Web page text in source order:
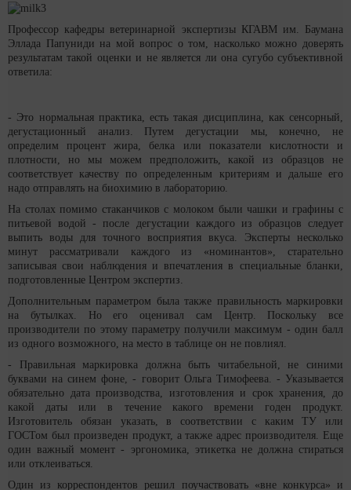
Профессор кафедры ветеринарной экспертизы КГАВМ им. Баумана
Эллада Папуниди на мой вопрос о том, насколько можно доверять
результатам такой оценки и не является ли она сугубо субъективной
ответила:
- Это нормальная практика, есть такая дисциплина, как сенсорный,
дегустационный анализ. Путем дегустации мы, конечно, не
определим процент жира, белка или показатели кислотности и
плотности, но мы можем предположить, какой из образцов не
соответствует качеству по определенным критериям и дальше его
надо отправлять на биохимию в лабораторию.
На столах помимо стаканчиков с молоком были чашки и графины с
питьевой водой - после дегустации каждого из образцов следует
выпить воды для точного восприятия вкуса. Эксперты несколько
минут рассматривали каждого из «номинантов», старательно
записывая свои наблюдения и впечатления в специальные бланки,
подготовленные Центром экспертиз.
Дополнительным параметром была также правильность маркировки
на бутылках. Но его оценивал сам Центр. Поскольку все
производители по этому параметру получили максимум - один балл
из одного возможного, на место в таблице он не повлиял.
- Правильная маркировка должна быть читабельной, не синими
буквами на синем фоне, - говорит Ольга Тимофеева. - Указывается
обязательно дата производства, изготовления и срок хранения, до
какой даты или в течение какого времени годен продукт.
Изготовитель обязан указать, в соответствии с каким ТУ или
ГОСТом был произведен продукт, а также адрес производителя. Еще
один важный момент - эргономика, этикетка не должна стираться
или отклеиваться.
Один из корреспондентов решил поучаствовать «вне конкурса» и